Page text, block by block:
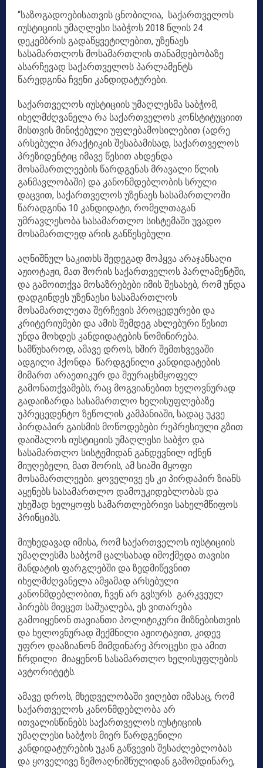
“საზოგადოებისათვის ცნობილია, საქართველოს
იუსტიციის უმაღლესი საბჭოს 2018 წლის 24
დეკემბრის გადაწყვეტილებით, უზენაეს
სასამართლოს მოსამართლის თანამდებობაზე
ასარჩევად საქართველოს პარლამენტს
წარედგინა ჩვენი კანდიდატურები.
საქართველოს იუსტიციის უმაღლესმა საბჭომ,
იხელმძღვანელა რა საქართველოს კონსტიტუციით
მისთვის მინიჭებული უფლებამოსილებით (ადრე
არსებული პრაქტიკის შესაბამისად, საქართველოს
პრეზიდენტიც იმავე წესით ახდენდა
მოსამართლეების წარდგენას მრავალი წლის
განმავლობაში) და კანონმდებლობის სრული
დაცვით, საქართველოს უზენაეს სასამართლოში
წარადგინა 10 კანდიდატი, რომელთაგან
უმრავლესობა სასამართლო სისტემაში უვადო
მოსამართლედ არის განწესებული.
აღნიშნულ საკითხს შედეგად მოჰყვა არაჯანსაღი
აჟიოტაჟი, მათ შორის საქართველოს პარლამენტში,
და გამოითქვა მოსაზრებები იმის შესახებ, რომ უნდა
დადგინდეს უზენაესი სასამართლოს
მოსამართლეთა შერჩევის პროცედურები და
კრიტერიუმები და ამის შემდეგ ახლებური წესით
უნდა მოხდეს კანდიდატების ნომინირება.
სამწუხაროდ, ამავე დროს, ხშირ შემთხვევაში
ადგილი ჰქონდა წარდგენილი კანდიდატების
მიმართ არაეთიკურ და შეურაცხმყოფელ
გამონათქვამებს, რაც მოგვიანებით ხელოვნურად
გადაიზარდა სასამართლო ხელისუფლებაზე
უპრეცედენტო ზეწოლის კამპანიაში, სადაც უკვე
პირდაპირ გაისმის მოწოდებები რეპრესიული გზით
დაიშალოს იუსტიციის უმაღლესი საბჭო და
სასამართლო სისტემიდან განდევნილ იქნენ
მიუღებელი, მათ შორის, ამ სიაში მყოფი
მოსამართლეები. ყოველივე ეს კი პირდაპირ ზიანს
აყენებს სასამართლო დამოუკიდებლობას და
უხეშად ხელყოფს სამართლებრივი სახელმწიფოს
პრინციპს.
მიუხედავად იმისა, რომ საქართველოს იუსტიციის
უმაღლესმა საბჭომ ცალსახად იმოქმედა თავისი
მანდატის ფარგლებში და ზედმიწევნით
იხელმძღვანელა ამჟამად არსებული
კანონმდებლობით, ჩვენ არ გვსურს გარკვეულ
პირებს მიეცეთ საშუალება, ეს ვითარება
გამოიყენონ თავიანთი პოლიტიკური მიზნებისთვის
და ხელოვნურად შექმნილი აჟიოტაჟით, კიდევ
უფრო დააზიანონ მიმდინარე პროცესი და ამით
ჩრდილი მიაყენონ სასამართლო ხელისუფლების
ავტორიტეტს.
ამავე დროს, მხედველობაში ვიღებთ იმასაც, რომ
საქართველოს კანონმდებლობა არ
ითვალისწინებს საქართველოს იუსტიციის
უმაღლესი საბჭოს მიერ წარდგენილი
კანდიდატურების უკან გაწვევის შესაძლებლობას
და ყოველივე ზემოაღნიშნულიდან გამომდინარე,